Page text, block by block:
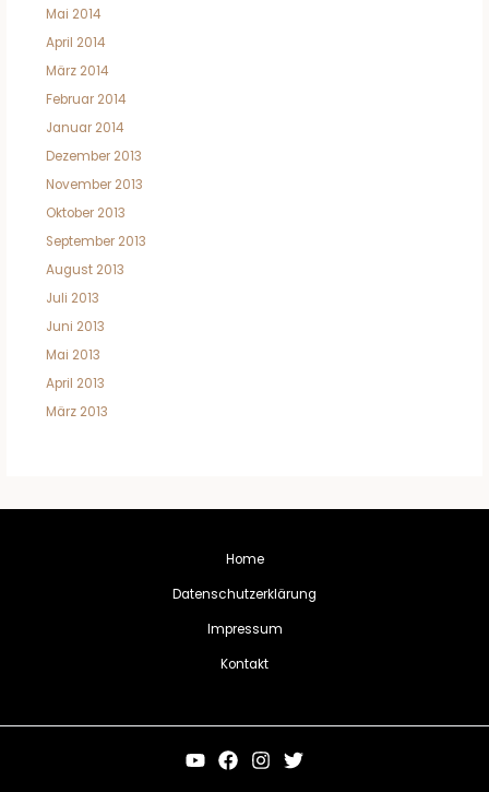
Mai 2014
April 2014
März 2014
Februar 2014
Januar 2014
Dezember 2013
November 2013
Oktober 2013
September 2013
August 2013
Juli 2013
Juni 2013
Mai 2013
April 2013
März 2013
Home
Datenschutzerklärung
Impressum
Kontakt